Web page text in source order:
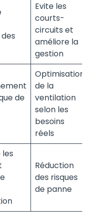
Evite les
courts-
circuits et
améliore la
gestion
de
Optimisation
de la
ventilation
selon les
besoins
réels
Réduction
des risques
de panne